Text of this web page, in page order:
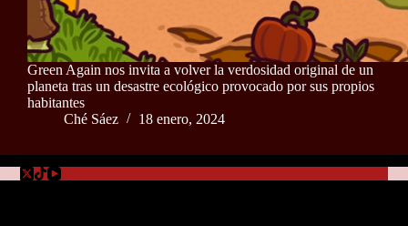
Green Again nos invita a volver la verdosidad original de un
planeta tras un desastre ecológico provocado por sus propios
habitantes
Ché Sáez
18 enero, 2024